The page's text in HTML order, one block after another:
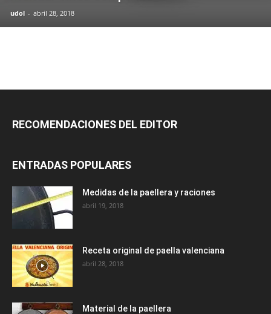
udol - abril 28, 2018
RECOMENDACIONES DEL EDITOR
ENTRADAS POPULARES
Medidas de la paellera y raciones
abril 19, 2018
Receta original de paella valenciana
abril 28, 2018
Material de la paellera